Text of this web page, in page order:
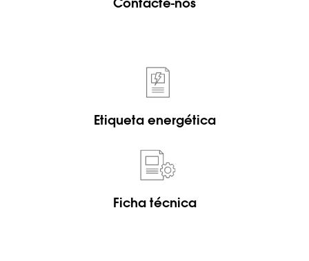
Contacte-nos
Etiqueta energética
Ficha técnica